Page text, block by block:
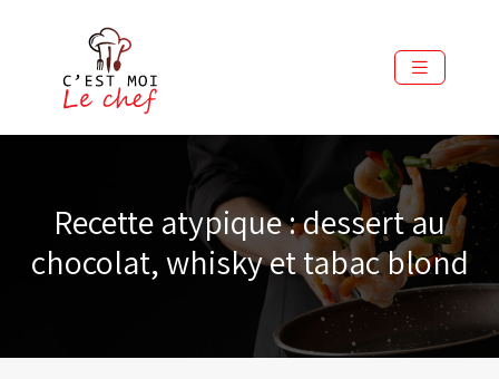
Recette atypique : dessert au
chocolat, whisky et tabac blond